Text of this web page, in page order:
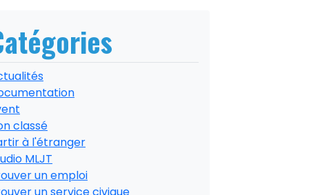
classé
à l'étranger
MLJT
un emploi